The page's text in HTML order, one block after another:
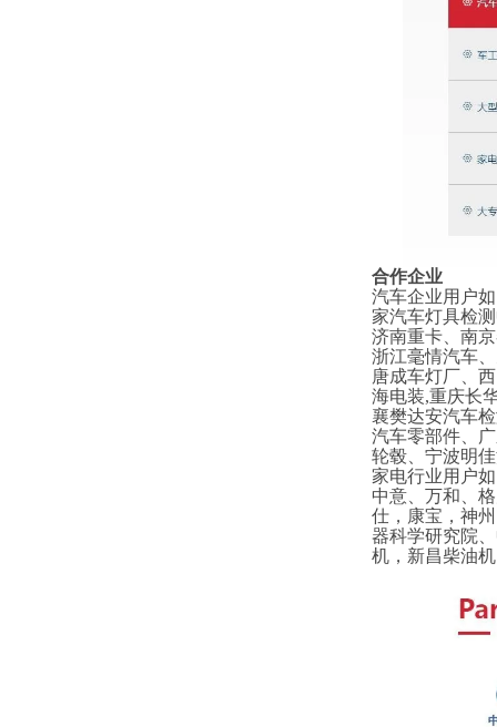
合作企业
汽车企业用户
家汽车灯具检
济南重卡、南
浙江毫情汽车
唐成车灯厂、
海电装,重庆长
襄樊达安汽车
汽车零部件、
轮毂、宁波明
家电行业用户
中意、万和、
仕，康宝，神
器科学研究院
机，新昌柴油